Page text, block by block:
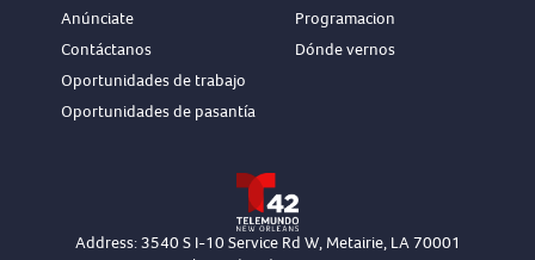
Anúnciate
Contáctanos
Oportunidades de trabajo
Oportunidades de pasantía
Programacion
Dónde vernos
Address: 3540 S I-10 Service Rd W, Metairie, LA 70001